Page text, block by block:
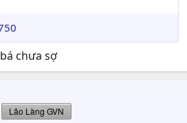
chưa sợ
Lão Làng GVN